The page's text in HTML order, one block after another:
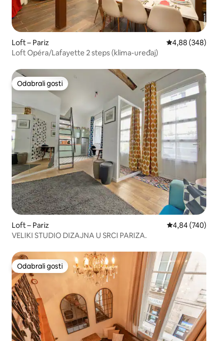
Loft – Pariz Prosječna
4,88 (348)
Loft Opéra/Lafayette 2 steps (klima-uređaj)
Odabrali gosti
Odabrali gosti
Loft – Pariz Prosječna
4,84 (740)
VELIKI STUDIO DIZAJNA U SRCI PARIZA.
Odabrali gosti
Odabrali gosti